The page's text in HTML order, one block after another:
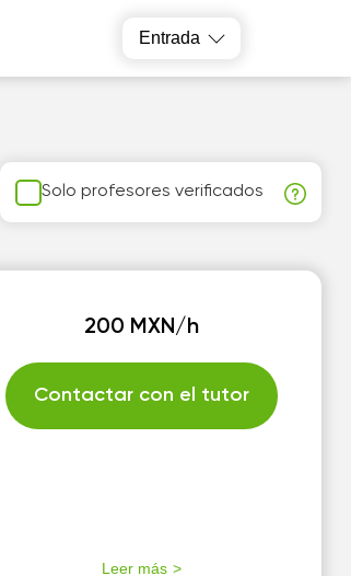
Entrada
Solo profesores verificados
200 MXN/h
Contactar con el tutor
Leer más